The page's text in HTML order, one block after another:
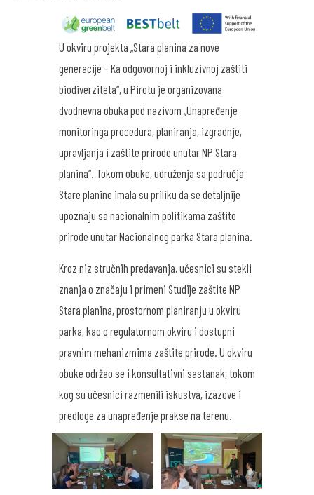
U okviru projekta „Stara planina za nove
generacije – Ka odgovornoj i inkluzivnoj zaštiti
biodiverziteta“, u Pirotu je organizovana
dvodnevna obuka pod nazivom „Unapređenje
monitoringa procedura, planiranja, izgradnje,
upravljanja i zaštite prirode unutar NP Stara
planina“. Tokom obuke, udruženja sa područja
Stare planine imala su priliku da se detaljnije
upoznaju sa nacionalnim politikama zaštite
prirode unutar Nacionalnog parka Stara planina.
Kroz niz stručnih predavanja, učesnici su stekli
znanja o značaju i primeni Studije zaštite NP
Stara planina, prostornom planiranju u okviru
parka, kao o regulatornom okviru i dostupni
pravnim mehanizmima zaštite prirode. U okviru
obuke održao se i konsultativni sastanak, tokom
kog su učesnici razmenili iskustva, izazove i
predloge za unapređenje prakse na terenu.